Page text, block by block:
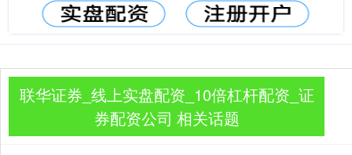
联华证券_线上实盘配资_10倍杠杆配资_证
券配资公司 相关话题